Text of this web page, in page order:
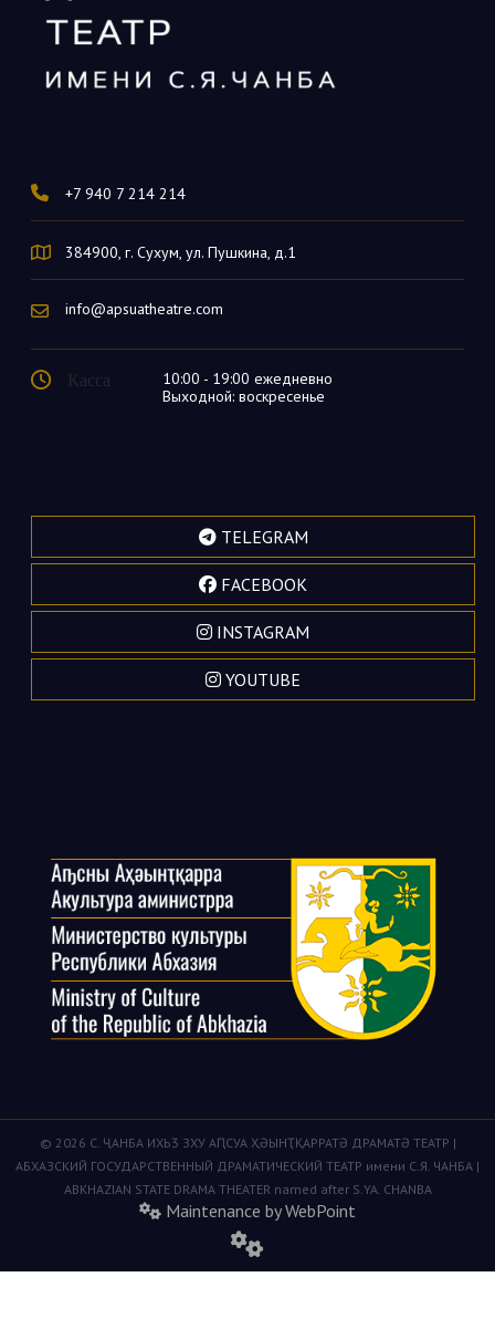
+7 940 7 214 214
384900, г. Сухум, ул. Пушкина, д.1
info@apsuatheatre.com
Касса
10:00 - 19:00 ежедневно
Выходной: воскресенье
TELEGRAM
FACEBOOK
INSTAGRAM
YOUTUBE
© 2026 С. ҶАНБА ИХЬӠ ЗХУ АԤСУА ҲӘЫНҬҚАРРАТӘ ДРАМАТӘ ТЕАТР |
АБХАЗСКИЙ ГОСУДАРСТВЕННЫЙ ДРАМАТИЧЕСКИЙ ТЕАТР имени С.Я. ЧАНБА |
ABKHAZIAN STATE DRAMA THEATER named after S.YA. CHANBA
Maintenance by WebPoint